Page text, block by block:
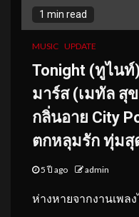
1 min read
MUSIC UPDATE
Tonight (ทูไนท์
มาร์ส (เมทัล สุ
กลิ่นอาย City
ตกหลุมรัก ทุ่มสุ
5 ปี ago admin
ห่างหายจากงานเพลงไ